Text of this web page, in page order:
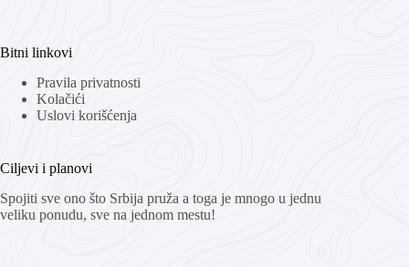
Bitni linkovi
Pravila privatnosti
Kolačići
Uslovi korišćenja
Ciljevi i planovi
Spojiti sve ono što Srbija pruža a toga je mnogo u jednu
veliku ponudu, sve na jednom mestu!